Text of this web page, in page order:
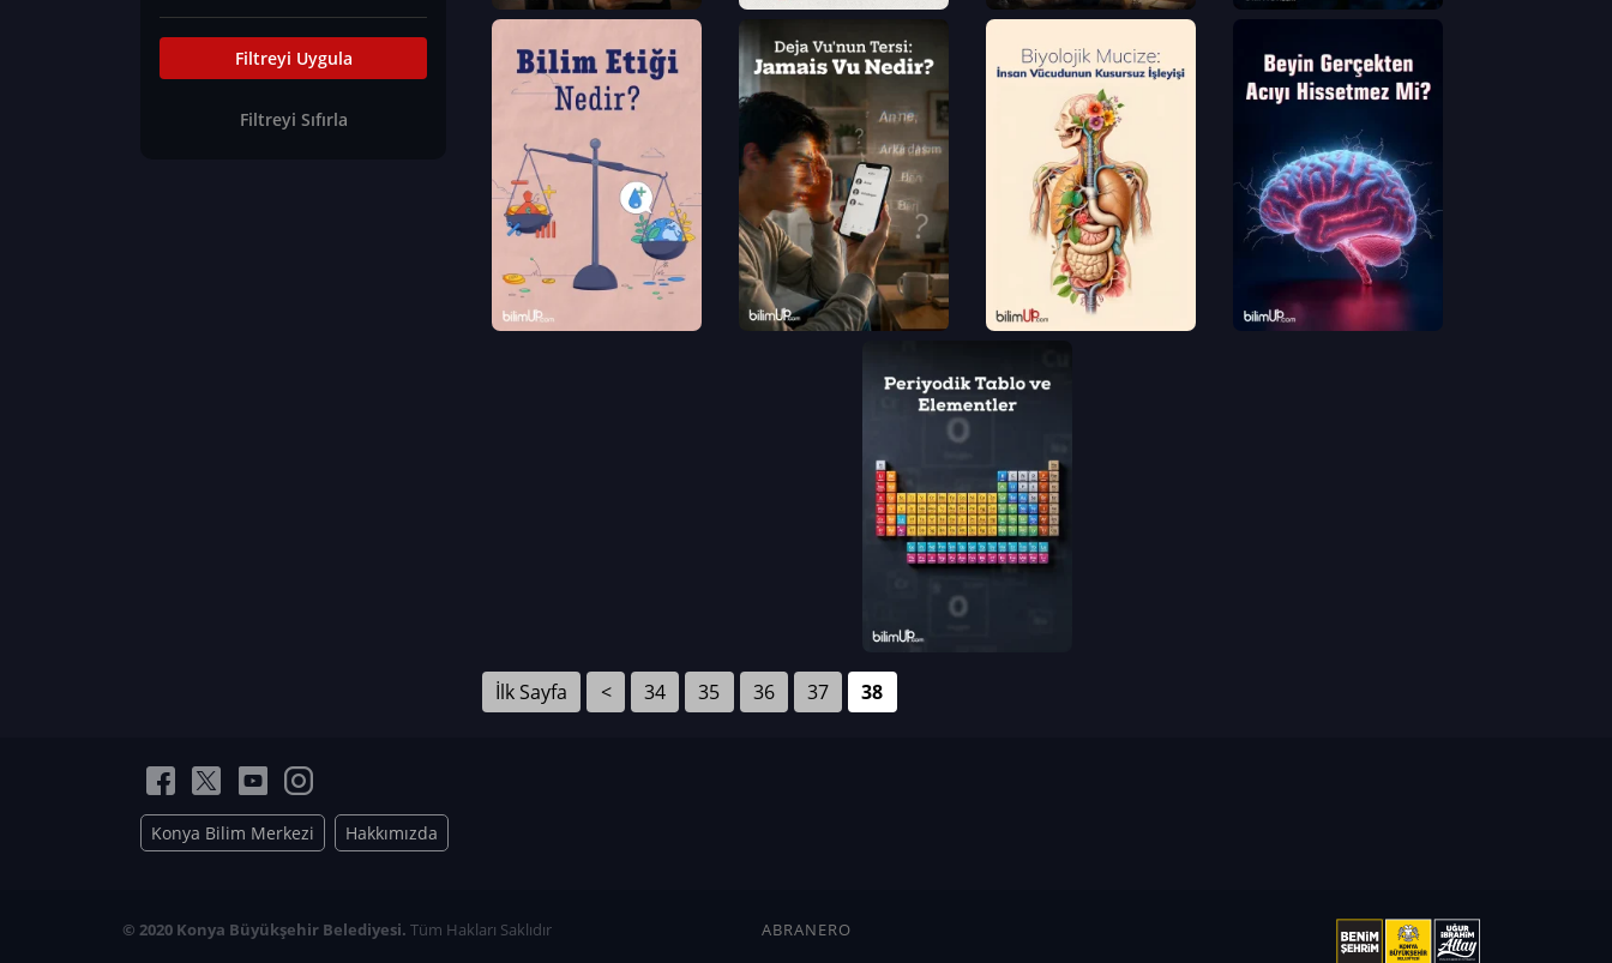
Eğitim Bilimleri
İlknur İyigökler
Büşra Elif Kıvrak
Can TORUN
Filtreyi Uygula
Filtreyi Sıfırla
İlk Sayfa < 34 35 36 37 38
Konya Bilim Merkezi Hakkımızda
© 2020 Konya Büyükşehir Belediyesi. Tüm Hakları Saklıdır ABRANERO